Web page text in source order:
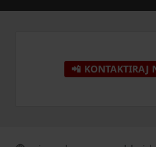
📲 KONTAKTIRAJ